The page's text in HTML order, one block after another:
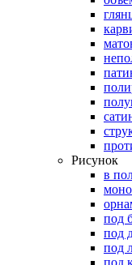
Рисунок
в
под
под
под
под